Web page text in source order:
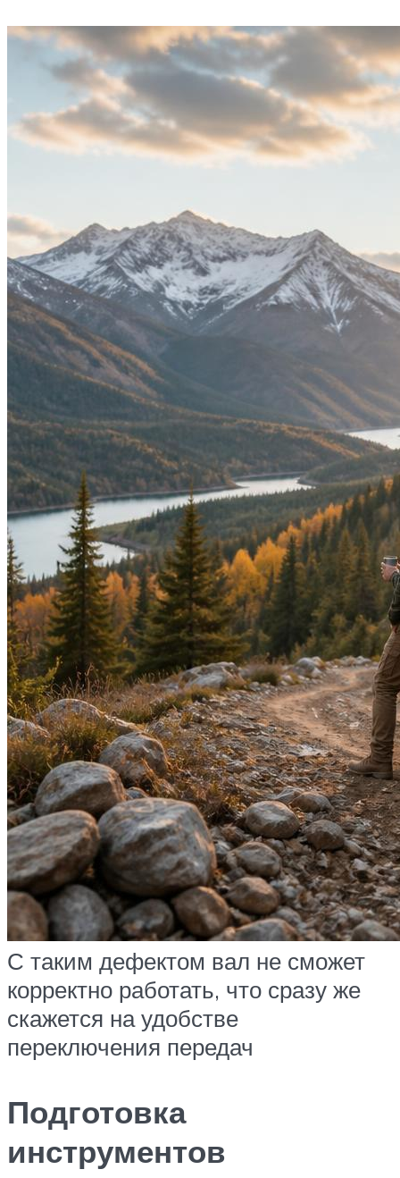
С таким дефектом вал не сможет
корректно работать, что сразу же
скажется на удобстве
переключения передач
Подготовка
инструментов